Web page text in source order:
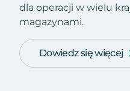
dla operacji w wielu
magazynami.
Dowiedz się więcej